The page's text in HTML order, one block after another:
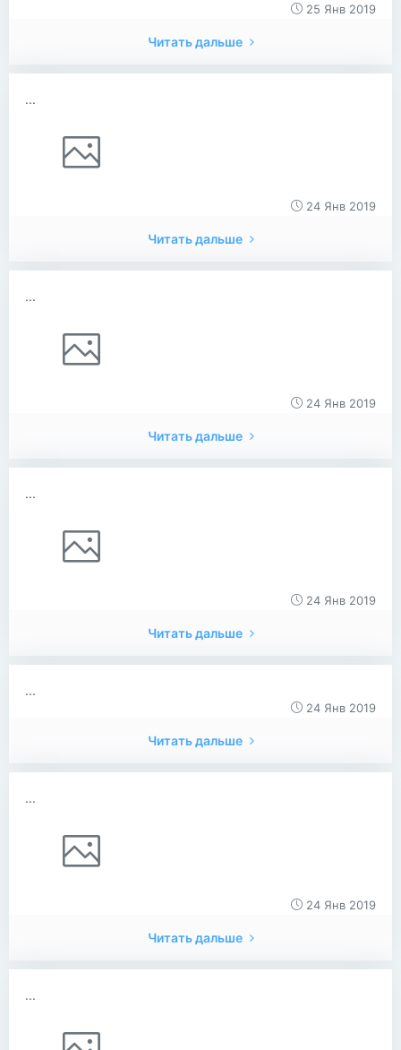
25 Янв 2019
Читать дальше
...
24 Янв 2019
Читать дальше
...
24 Янв 2019
Читать дальше
...
24 Янв 2019
Читать дальше
...
24 Янв 2019
Читать дальше
...
24 Янв 2019
Читать дальше
...